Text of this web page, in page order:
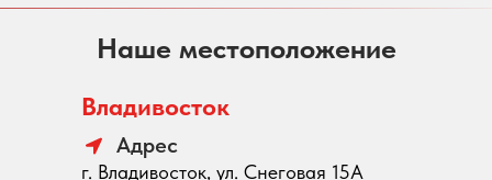
Наше местоположение
Владивосток
Адрес
г. Владивосток, ул. Снеговая 15А